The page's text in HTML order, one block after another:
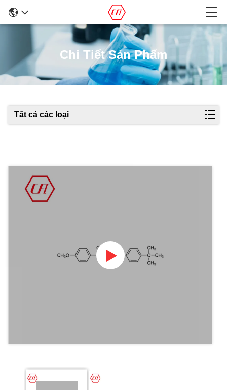
Chi Tiết Sản Phẩm
Tất cả các loại